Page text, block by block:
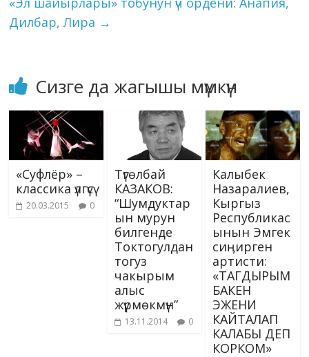
чепкен…
Дилбар, Лира →
Сизге да жагышы мүмкүн
«Суфлёр» –
классика үлгүсү
20.03.2015 0
Түгөлбай
КАЗАКОВ:
“Шумдуктар
ын мурун
билгенде
Токтогулдан
тогуз
чакырым
алыс
жүрмөкмүн”
13.11.2014 0
Калыбек
Назаралиев,
Кыргыз
Республикас
ынын Эмгек
сиӊирген
артисти:
«ТАГДЫРЫМ
БАКЕН
ЭЖЕНИ
КАЙТАЛАП
КАЛАБЫ ДЕП
КОРКОМ»